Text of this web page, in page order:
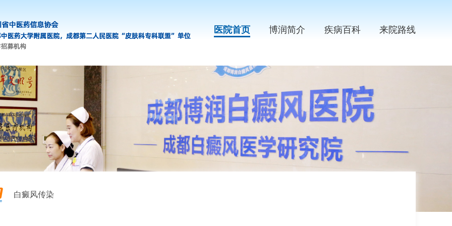
医院首页 博润简介 疾病百科 来院路线
白癜风传染